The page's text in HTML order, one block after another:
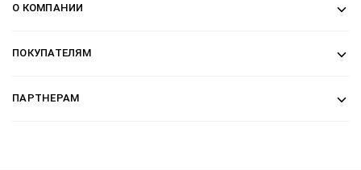
О КОМПАНИИ
ПОКУПАТЕЛЯМ
ПАРТНЕРАМ